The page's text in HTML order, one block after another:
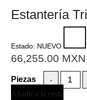
Estantería
Estado: NUEVO
66,255.00 MXN
-
Añadir a la cesta